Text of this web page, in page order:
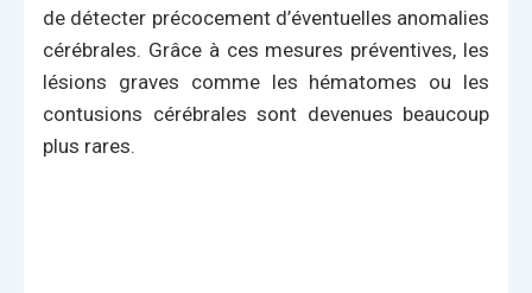
de détecter précocement d’éventuelles anomalies
cérébrales. Grâce à ces mesures préventives, les
lésions graves comme les hématomes ou les
contusions cérébrales sont devenues beaucoup
plus rares.